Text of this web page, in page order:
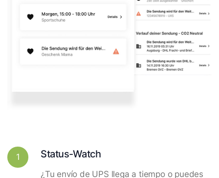
1 Status-Watch
¿Tu envío de UPS llega a tiempo o puedes